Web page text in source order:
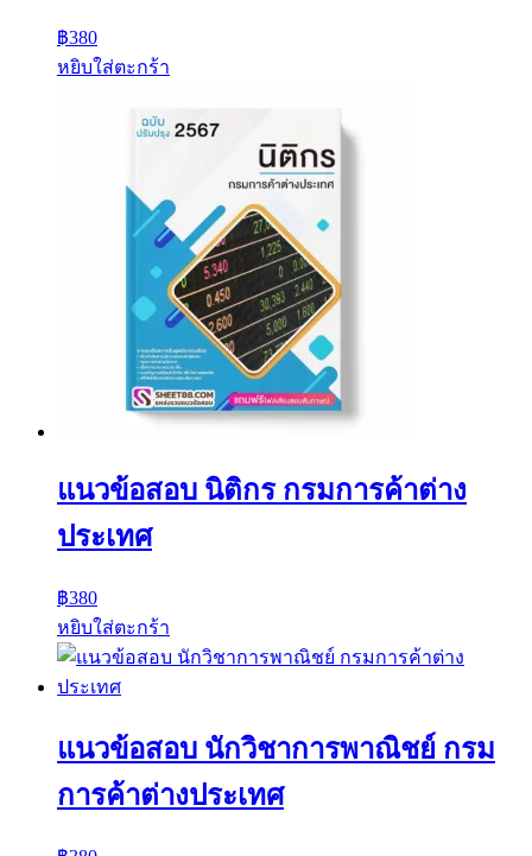
฿380
หยิบใส่ตะกร้า
แนวข้อสอบ นิติกร กรมการค้าต่าง
ประเทศ
฿380
หยิบใส่ตะกร้า
แนวข้อสอบ นักวิชาการพาณิชย์ กรม
การค้าต่างประเทศ